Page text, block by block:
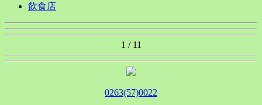
飲食店
1 / 11
0263(57)0022